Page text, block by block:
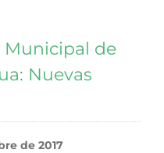
Municipal de
Nuevas
de 2017